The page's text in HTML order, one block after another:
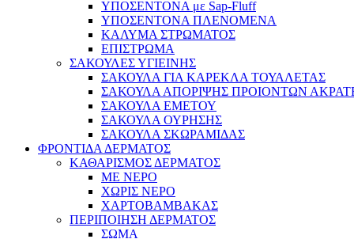
ΥΠΟΣΕΝΤΟΝΑ με Sap-Fluff
ΥΠΟΣΕΝΤΟΝΑ ΠΛΕΝΟΜΕΝΑ
ΚΑΛΥΜΑ ΣΤΡΩΜΑΤΟΣ
ΕΠΙΣΤΡΩΜΑ
ΣΑΚΟΥΛΕΣ ΥΓΙΕΙΝΗΣ
ΣΑΚΟΥΛΑ ΓΙΑ ΚΑΡΕΚΛΑ ΤΟΥΑΛΕΤΑΣ
ΣΑΚΟΥΛΑ ΑΠΟΡΙΨΗΣ ΠΡΟΙΟΝΤΩΝ
ΣΑΚΟΥΛΑ ΕΜΕΤΟΥ
ΣΑΚΟΥΛΑ ΟΥΡΗΣΗΣ
ΣΑΚΟΥΛΑ ΣΚΩΡΑΜΙΔΑΣ
ΦΡΟΝΤΙΔΑ ΔΕΡΜΑΤΟΣ
ΚΑΘΑΡΙΣΜΟΣ ΔΕΡΜΑΤΟΣ
ΜΕ ΝΕΡΟ
ΧΩΡΙΣ ΝΕΡΟ
ΧΑΡΤΟΒΑΜΒΑΚΑΣ
ΠΕΡΙΠΟΙΗΣΗ ΔΕΡΜΑΤΟΣ
ΣΩΜΑ